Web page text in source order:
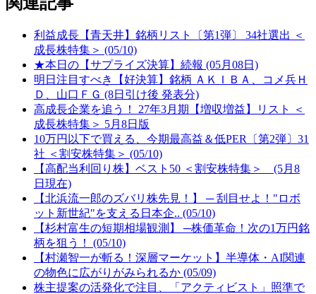
利益成長【青天井】銘柄リスト〔第1弾〕 34社選出 ＜
成長株特集＞ (05/10)
★本日の【サプライズ決算】続報 (05月08日)
明日注目すべき【好決算】銘柄 ＡＫＩＢＡ、コメ兵Ｈ
Ｄ、山口ＦＧ (8日引け後 発表分)
高成長企業を追う！ 27年3月期【増収増益】リスト ＜
成長株特集＞ 5月8日版
10万円以下で買える、今期最高益＆低PER〔第2弾〕31
社 ＜割安株特集＞ (05/10)
【高配当利回り株】ベスト50 ＜割安株特集＞ (5月8
日現在)
【北浜流一郎のズバリ株先見！】 ─ 刮目せよ！"ロボ
ット新世紀"を支える日本企.. (05/10)
【杉村富生の短期相場観測】 ─株価革命！次の1万円銘
柄を狙う！ (05/10)
【村瀬智一が斬る！深層マーケット】半導体・AI関連
の物色に広がりがみられるか (05/09)
株主提案の活発化で注目、「アクティビスト」照準で